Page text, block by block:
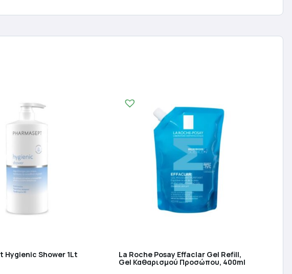
Hygienic Shower 1Lt La Roche Posay Effaclar Gel Refill,
Gel Καθαρισμού Προσώπου, 400ml